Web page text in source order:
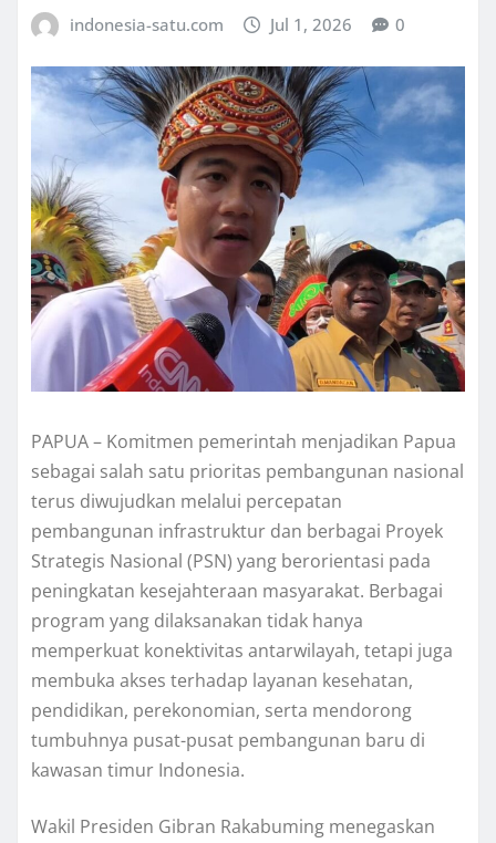
indonesia-satu.com Jul 1, 2026 0
PAPUA – Komitmen pemerintah menjadikan Papua
sebagai salah satu prioritas pembangunan nasional
terus diwujudkan melalui percepatan
pembangunan infrastruktur dan berbagai Proyek
Strategis Nasional (PSN) yang berorientasi pada
peningkatan kesejahteraan masyarakat. Berbagai
program yang dilaksanakan tidak hanya
memperkuat konektivitas antarwilayah, tetapi juga
membuka akses terhadap layanan kesehatan,
pendidikan, perekonomian, serta mendorong
tumbuhnya pusat-pusat pembangunan baru di
kawasan timur Indonesia.
Wakil Presiden Gibran Rakabuming menegaskan